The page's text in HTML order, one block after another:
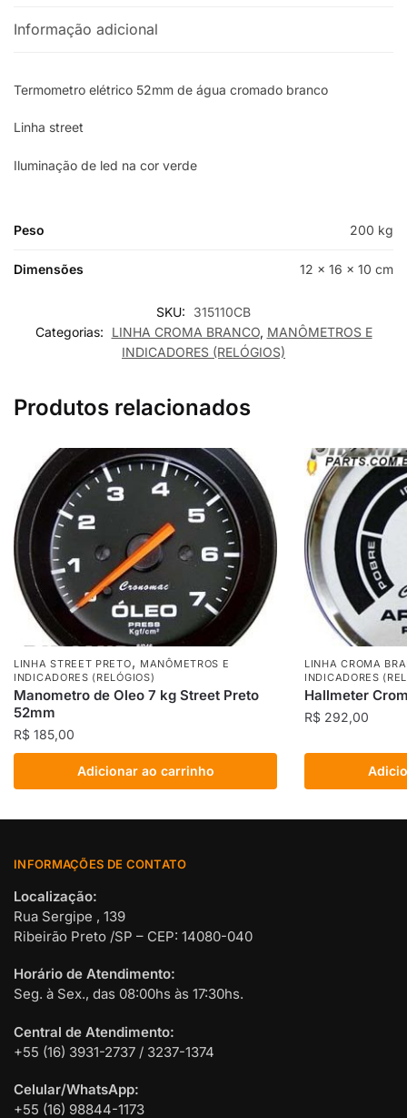
Informação adicional
Termometro elétrico 52mm de água cromado branco
Linha street
Iluminação de led na cor verde
Peso 200 kg
Dimensões 12 × 16 × 10 cm
SKU:
315110CB
Categorias:
LINHA CROMA BRANCO, MANÔMETROS E
INDICADORES (RELÓGIOS)
Produtos relacionados
LINHA STREET PRETO, MANÔMETROS E
INDICADORES (RELÓGIOS)
Manometro de Oleo 7 kg Street Preto
52mm
R$ 185,00
Adicionar ao carrinho
LINHA CROMA
INDICADORES
Hallmeter
R$ 292,00
INFORMAÇÕES DE CONTATO
Localização:
Rua Sergipe , 139
Ribeirão Preto /SP – CEP: 14080-040
Horário de Atendimento:
Seg. à Sex., das 08:00hs às 17:30hs.
Central de Atendimento:
+55 (16) 3931-2737 / 3237-1374
Celular/WhatsApp:
+55 (16) 98844-1173